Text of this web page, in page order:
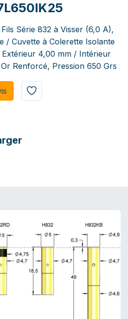
Série 832 à Visser (6,0 A),
/ Cuvette à Colerette Isolante
4,00 mm / Intérieur
Renforcé, Pression 650 Grs